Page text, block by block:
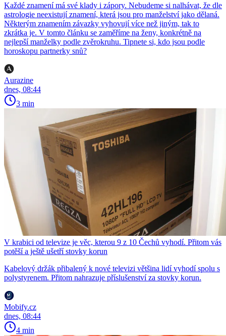
Každé znamení má své klady i zápory. Nebudeme si nalhávat, že dle
astrologie neexistují znamení, která jsou pro manželství jako dělaná.
Některým znamením závazky vyhovují více než jiným, tak to
zkrátka je. V tomto článku se zaměříme na ženy, konkrétně na
nejlepší manželky podle zvěrokruhu. Tipnete si, kdo jsou podle
horoskopu partnerky snů?
Aurazine
dnes, 08:44
3 min
V krabici od televize je věc, kterou 9 z 10 Čechů vyhodí. Přitom vás
potěší a ještě ušetří stovky korun
Kabelový držák přibalený k nové televizi většina lidí vyhodí spolu s
polystyrenem. Přitom nahrazuje příslušenství za stovky korun.
Mobify.cz
dnes, 08:44
4 min